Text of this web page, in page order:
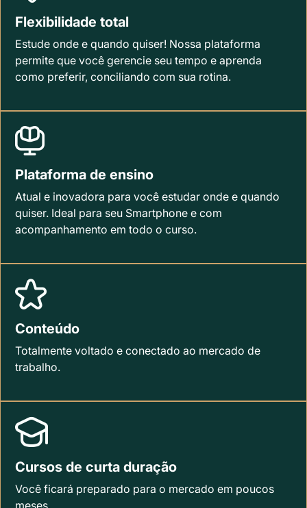
Flexibilidade total
Estude onde e quando quiser! Nossa plataforma
permite que você gerencie seu tempo e aprenda
como preferir, conciliando com sua rotina.
Plataforma de ensino
Atual e inovadora para você estudar onde e quando
quiser. Ideal para seu Smartphone e com
acompanhamento em todo o curso.
Conteúdo
Totalmente voltado e conectado ao mercado de
trabalho.
Cursos de curta duração
Você ficará preparado para o mercado em poucos